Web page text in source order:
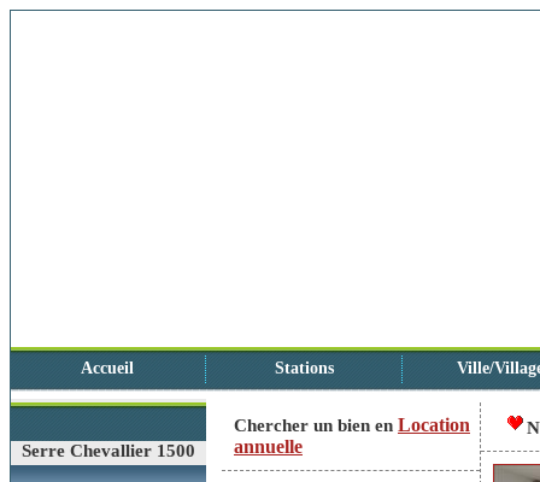
Accueil Stations Ville/
Serre Chevallier 1500
Chercher un bien en Location
annuelle